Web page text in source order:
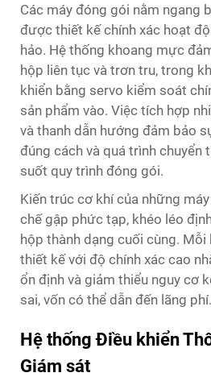
Các máy đóng gói nằm ngang
được thiết kế chính xác hoạt
hảo. Hệ thống khoang mực
hộp liên tục và trơn tru, trong
khiển bằng servo kiểm soát
sản phẩm vào. Việc tích hợp
và thanh dẫn hướng đảm bảo
đúng cách và quá trình chuyển
suốt quy trình đóng gói.
Kiến trúc cơ khí của những
chế gập phức tạp, khéo léo
hộp thành dạng cuối cùng.
thiết kế với độ chính xác cao
ổn định và giảm thiểu nguy cơ
sai, vốn có thể dẫn đến lãng phí.
Hệ thống Điều khiển
Giám sát